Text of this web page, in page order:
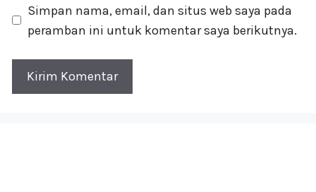
Simpan nama, email, dan situs web saya pada
peramban ini untuk komentar saya berikutnya.